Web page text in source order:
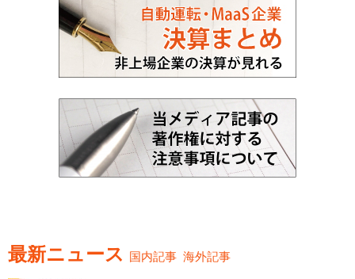
最新ニュース 国内記事 海外記事